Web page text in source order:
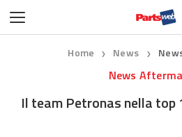
Home ❯ News ❯
News
Il team Petronas nella top